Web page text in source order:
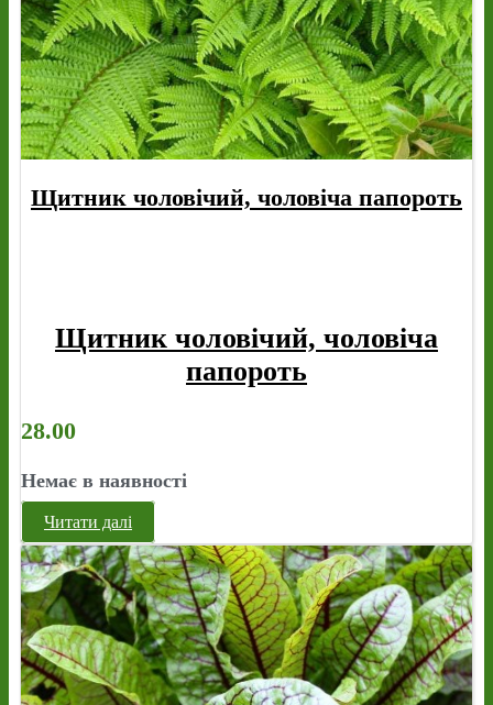
Щитник чоловічий, чоловіча папороть
Щитник чоловічий, чоловіча
папороть
28.00
Немає в наявності
Читати далі